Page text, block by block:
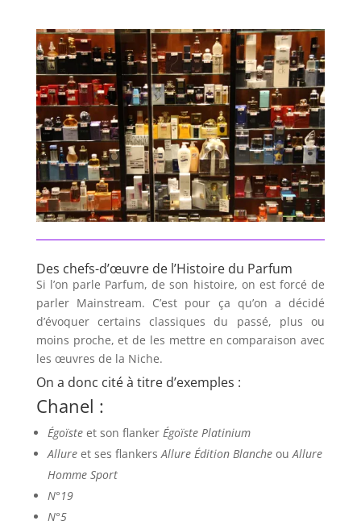
Des chefs-d’œuvre de l’Histoire du Parfum
Si l’on parle Parfum, de son histoire, on est forcé de
parler Mainstream. C’est pour ça qu’on a décidé
d’évoquer certains classiques du passé, plus ou
moins proche, et de les mettre en comparaison avec
les œuvres de la Niche.
On a donc cité à titre d’exemples :
Chanel :
Égoïsteet son flanker Égoïste Platinium
Allureet ses flankersAllure Édition BlancheouAllure
Homme Sport
N°19
N°5